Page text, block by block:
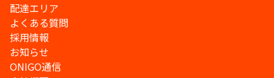
配達エリア
よくある質問
採用情報
お知らせ
ONIGO通信